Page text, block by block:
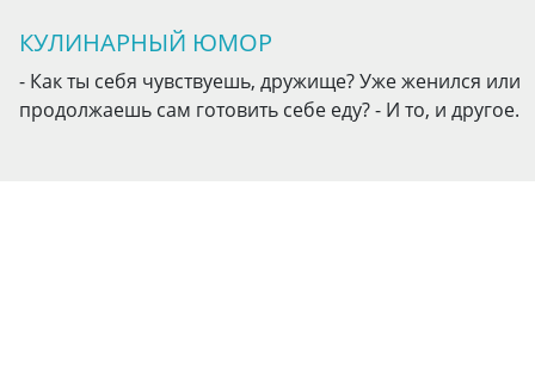
КУЛИНАРНЫЙ ЮМОР
- Как ты себя чувствуешь, дружище? Уже женился или
продолжаешь сам готовить себе еду? - И то, и другое.